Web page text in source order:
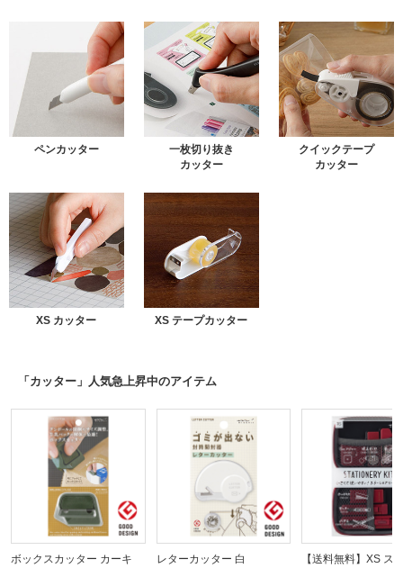
ペンカッター
一枚切り抜き
カッター
クイックテープ
カッター
XS カッター XS テープカッター
「カッター」人気急上昇中のアイテム
ボックスカッター カーキ
レターカッター 白
【送料無料】XS ス